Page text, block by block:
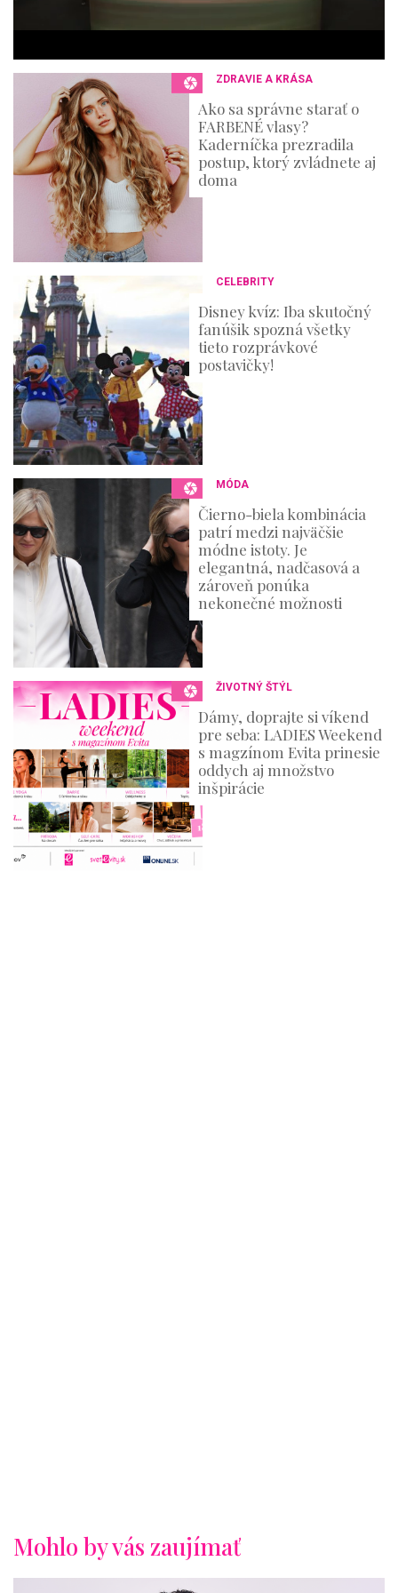
ZDRAVIE A KRÁSA
Ako sa správne starať o
FARBENÉ vlasy?
Kaderníčka prezradila
postup, ktorý zvládnete aj
doma
CELEBRITY
Disney kvíz: Iba skutočný
fanúšik spozná všetky
tieto rozprávkové
postavičky!
MÓDA
Čierno-biela kombinácia
patrí medzi najväčšie
módne istoty. Je
elegantná, nadčasová a
zároveň ponúka
nekonečné možnosti
ŽIVOTNÝ ŠTÝL
Dámy, doprajte si víkend
pre seba: LADIES Weekend
s magzínom Evita prinesie
oddych aj množstvo
inšpirácie
Mohlo by vás zaujímať